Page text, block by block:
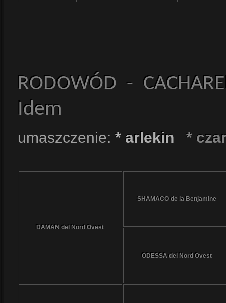
RODOWÓD -
Idem
umaszczenie: * arlekin *
DAMAN del Nord Ovest
SHAMACO de la Benjamine
ODESSA del Nord Ovest